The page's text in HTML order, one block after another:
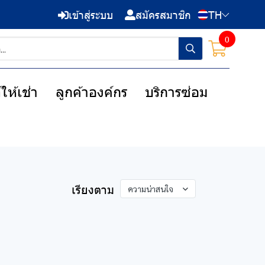
เข้าสู่ระบบ สมัครสมาชิก TH
0
ห้เช่า ลูกค้าองค์กร
บริการซ่อม
เรียงตาม ความน่าสนใจ